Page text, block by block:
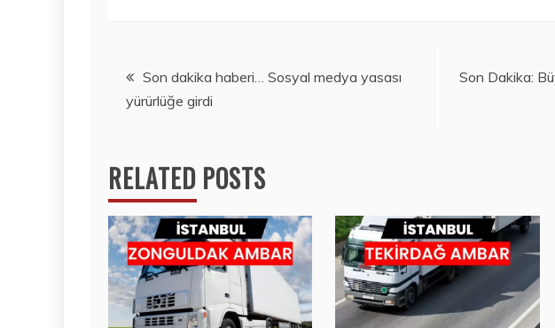
Yazı
gezinmesi
Son dakika haberi… Sosyal medya yasası
yürürlüğe girdi
Son Dakika:
RELATED POSTS